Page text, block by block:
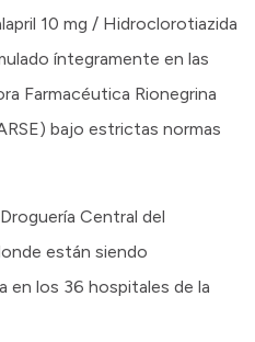
10 mg / Hidroclorotiazida
íntegramente en las
Farmacéutica Rionegrina
bajo estrictas normas
Central del
están siendo
en los 36 hospitales de la